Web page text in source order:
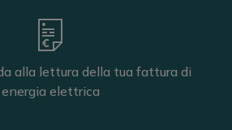
alla lettura della tua fattura di
energia elettrica